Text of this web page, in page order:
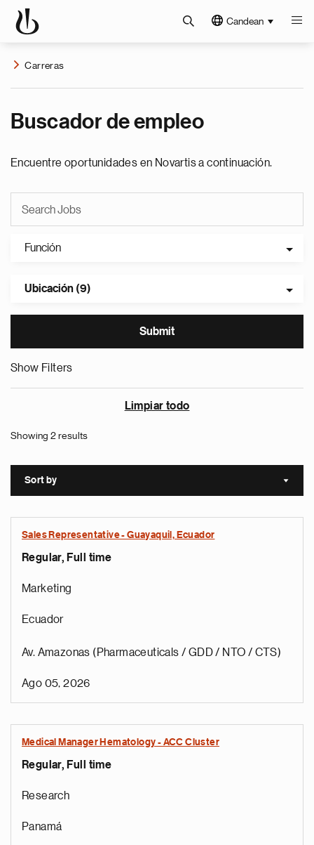
Candean
Carreras
Buscador de empleo
Encuentre oportunidades en Novartis a continuación.
Función
Ubicación (9)
Show Filters
Limpiar todo
Showing 2 results
Sort by Sort
Sales Representative - Guayaquil, Ecuador
Regular, Full time
Marketing
Ecuador
Av. Amazonas (Pharmaceuticals / GDD / NTO / CTS)
Ago 05, 2026
Medical Manager Hematology - ACC Cluster
Regular, Full time
Research
Panamá